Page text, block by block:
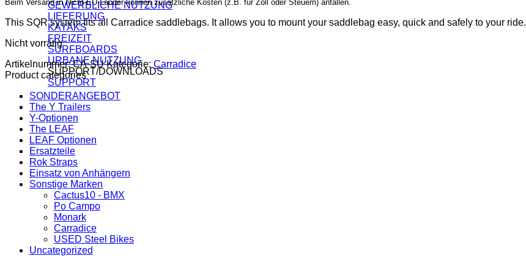
GEWERBLICHE NUTZUNG
LIEFERUNG
KAYAKS
FREIZEIT
SURFBOARDS
URBANE NUTZUNG
SUPPORT/DOWNLOADS
SUPPORT
Beim Versand in Nicht-EU-Länder können zusätzliche Kosten (z.B. für Zoll oder Steuern) anfallen.
This SQR system fits all Carradice saddlebags. It allows you to mount your saddlebag easy, quick and safely to your ride.
Nicht vorrätig
Artikelnummer:CA-SU Kategorie: Carradice
Product categories
SONDERANGEBOT
The Y Trailers
Y-Optionen
The LEAF
LEAF Optionen
Ersatzteile
Rok Straps
Einsatz von Anhängern
Sonstige Marken
Cactus10 - BMX
Po Campo
Monark
Carradice
USED Steel Bikes
Uncategorized